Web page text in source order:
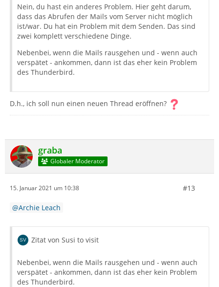
Nein, du hast ein anderes Problem. Hier geht darum,
dass das Abrufen der Mails vom Server nicht möglich
ist/war. Du hat ein Problem mit dem Senden. Das sind
zwei komplett verschiedene Dinge.
Nebenbei, wenn die Mails rausgehen und - wenn auch
verspätet - ankommen, dann ist das eher kein Problem
des Thunderbird.
D.h., ich soll nun einen neuen Thread eröffnen?
graba
Globaler Moderator
15. Januar 2021 um 10:38 #13
Archie Leach
Zitat von Susi to visit
Nebenbei, wenn die Mails rausgehen und - wenn auch
verspätet - ankommen, dann ist das eher kein Problem
des Thunderbird.